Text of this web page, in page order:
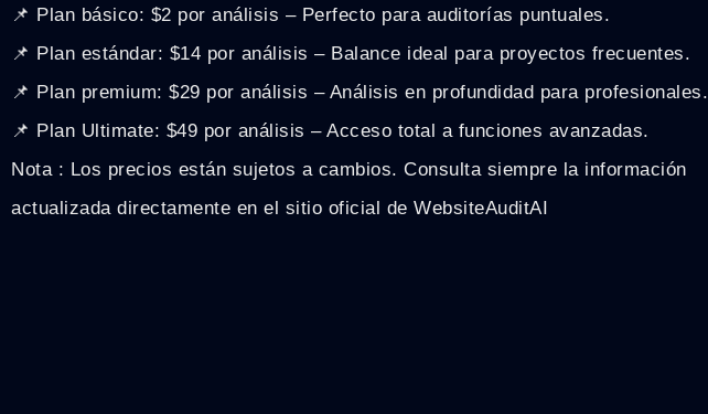
📌 Plan básico: $2 por análisis – Perfecto para auditorías puntuales.
📌 Plan estándar: $14 por análisis – Balance ideal para proyectos frecuentes.
📌 Plan premium: $29 por análisis – Análisis en profundidad para profesionales.
📌 Plan Ultimate: $49 por análisis – Acceso total a funciones avanzadas.
Nota : Los precios están sujetos a cambios. Consulta siempre la información
actualizada directamente en el sitio oficial de WebsiteAuditAI